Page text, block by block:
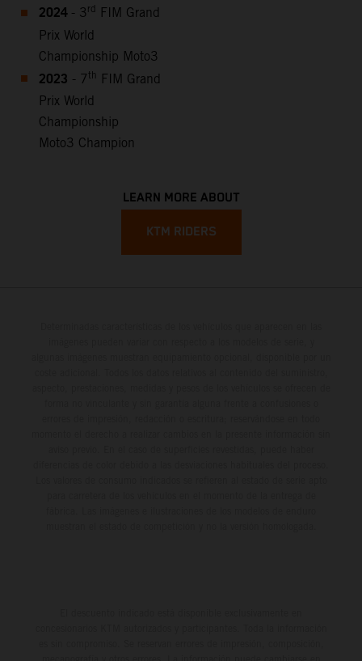
2024 - 3 rd FIM Grand
Prix World
Championship Moto3
2023 - 7 th FIM Grand
Prix World
Championship
Moto3 Champion
LEARN MORE ABOUT
KTM RIDERS